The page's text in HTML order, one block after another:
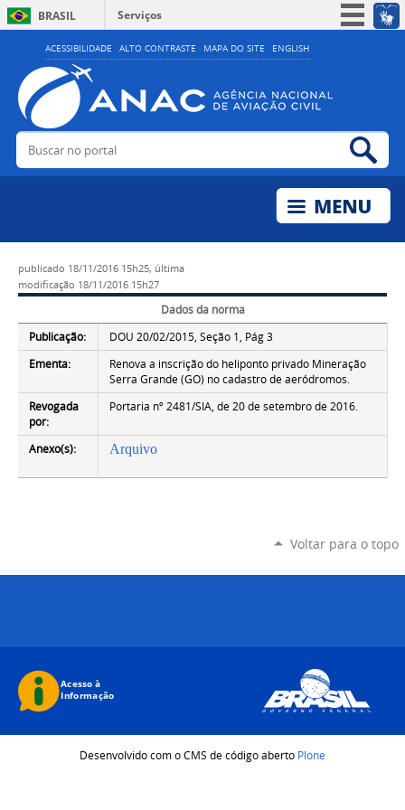
ACESSIBILIDADE ALTO CONTRASTE MAPA DO SITE ENGLISH
BRASIL
Serviços
Simplifique!
Acesso à informação
Legislação
Buscar no portal
publicado 18/11/2016 15h25, última
modificação 18/11/2016 15h27
Dados da norma
Publicação:
DOU 20/02/2015, Seção 1, Pág 3
Ementa:
Renova a inscrição do heliponto privado Mineração
Serra Grande (GO) no cadastro de aeródromos.
Revogada
por:
Portaria nº 2481/SIA, de 20 de setembro de 2016.
Anexo(s): Arquivo
Voltar para o topo
Desenvolvido com o CMS de código aberto Plone